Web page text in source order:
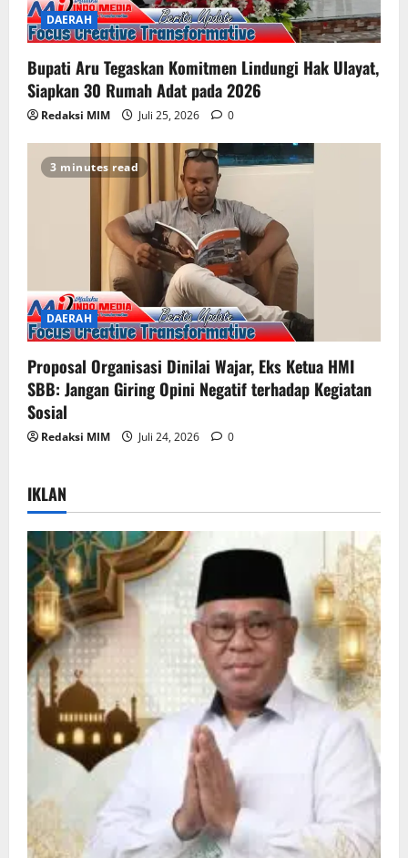
DAERAH
Bupati Aru Tegaskan Komitmen Lindungi Hak Ulayat,
Siapkan 30 Rumah Adat pada 2026
Redaksi MIM Juli 25, 2026 0
3 minutes read
DAERAH
Proposal Organisasi Dinilai Wajar, Eks Ketua HMI
SBB: Jangan Giring Opini Negatif terhadap Kegiatan
Sosial
Redaksi MIM Juli 24, 2026 0
IKLAN